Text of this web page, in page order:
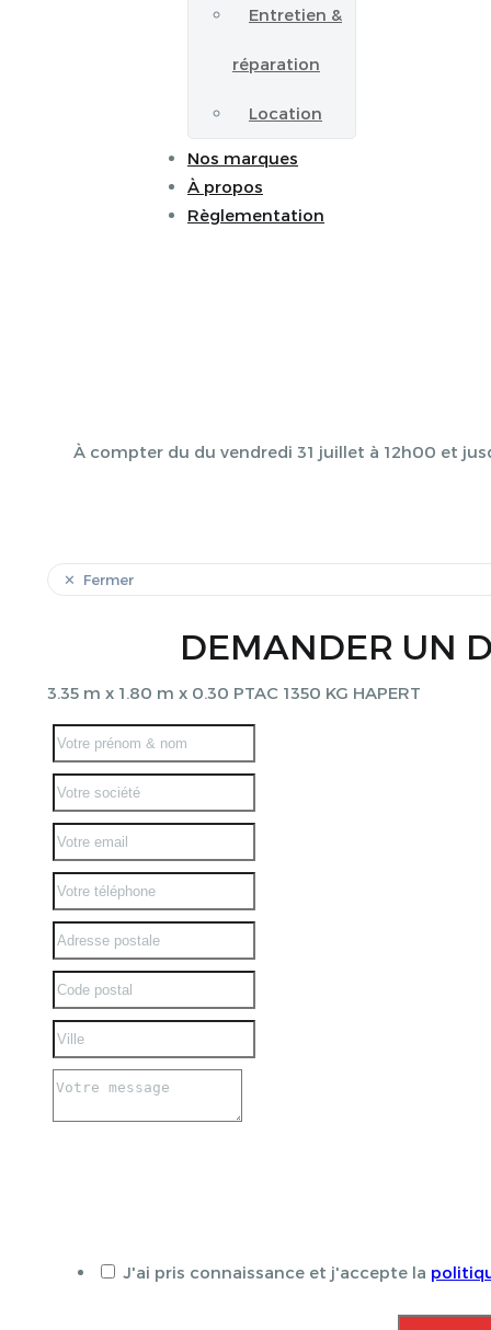
Entretien &
réparation
Location
Nos marques
À propos
Règlementation
À compter du du vendredi 31 juillet à 12h00 et
Fermer
DEMANDER UN
3.35 m x 1.80 m x 0.30 PTAC 1350 KG HAPERT
J'ai pris connaissance et j'accepte la